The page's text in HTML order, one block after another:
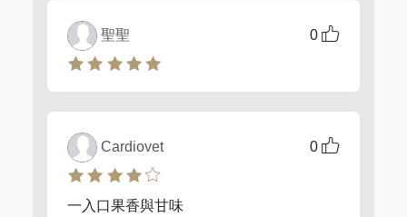
0
聖聖
0
Cardiovet
一入口果香與甘味